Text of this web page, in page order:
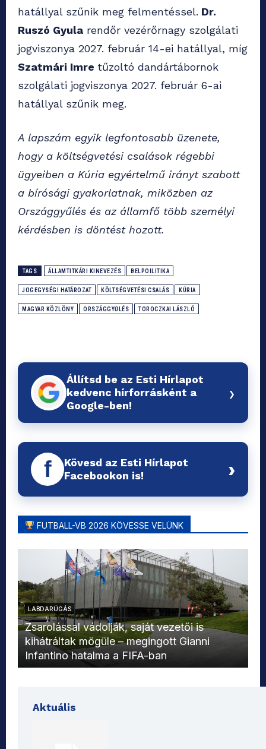
hatállyal szűnik meg felmentéssel. Dr.
Ruszó Gyula rendőr vezérőrnagy szolgálati
jogviszonya 2027. február 14-ei hatállyal, míg
Szatmári Imre tűzoltó dandártábornok
szolgálati jogviszonya 2027. február 6-ai
hatállyal szűnik meg.
A lapszám egyik legfontosabb üzenete,
hogy a költségvetési csalások régebbi
ügyeiben a Kúria egyértelmű irányt szabott
a bírósági gyakorlatnak, miközben az
Országgyűlés és az államfő több személyi
kérdésben is döntést hozott.
TAGS ÁLLAMTITKÁRI KINEVEZÉS BELPOILITIKA
JOGEGYSÉGI HATÁROZAT KÖLTSÉGVETÉSI CSALÁS KÚRIA
MAGYAR KÖZLÖNY ORSZÁGGYŰLÉS TOROCZKAI LÁSZLÓ
Állítsd be az Esti Hírlapot
kedvenc hírforrásként a
Google-ben!
›
f
Kövesd az Esti Hírlapot
Facebookon is!
›
FUTBALL-VB 2026 KÖVESSE VELÜNK
LABDARÚGÁS
Zsarolással vádolják, saját vezetői is
kihátráltak mögüle – megingott Gianni
Infantino hatalma a FIFA-ban
Aktuális